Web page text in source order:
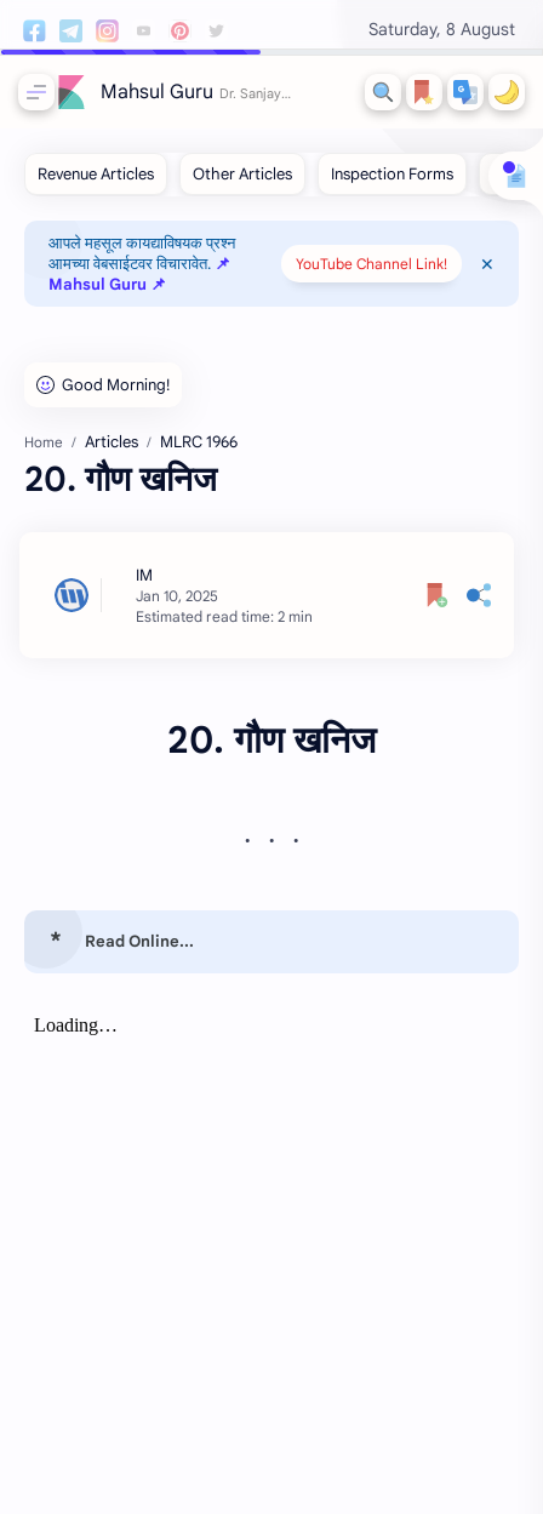
Saturday, 8 August
Mahsul Guru
आपले महसूल कायद्याविषयक प्रश्न
आमच्या वेबसाईटवर विचारावेत. 📌
Mahsul Guru 📌
YouTube Channel Link!
Home Articles MLRC 1966
20. गौण खनिज
Estimated read time: 2 min
20. गौण खनिज
Read Online...